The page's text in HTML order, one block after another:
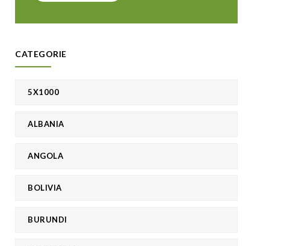
CATEGORIE
5X1000
ALBANIA
ANGOLA
BOLIVIA
BURUNDI